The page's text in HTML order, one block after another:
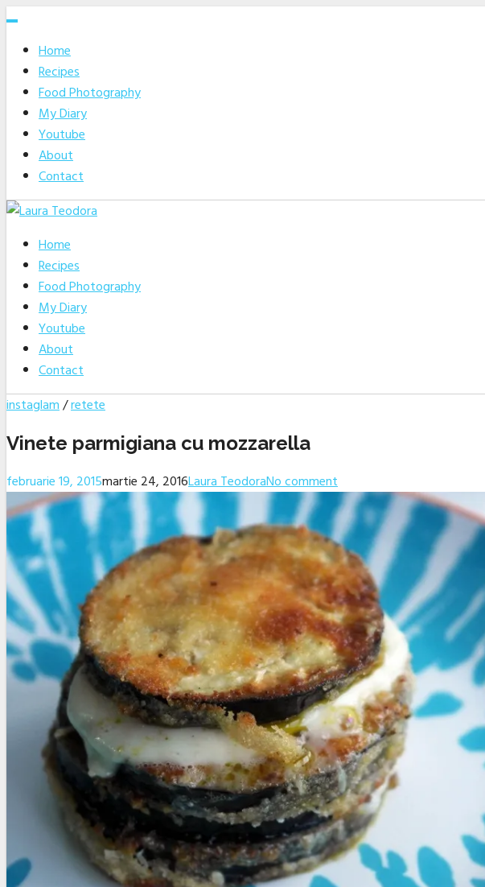
Skip
contentHome
Recipes
Food Photography
My Diary
Youtube
About
Contact
Home
Recipes
Food Photography
My Diary
Youtube
About
Contact
instaglam/retete
Vinete parmigiana cu mozzarella
februarie 19, 2015martie 24, 2016Laura TeodoraNo comment